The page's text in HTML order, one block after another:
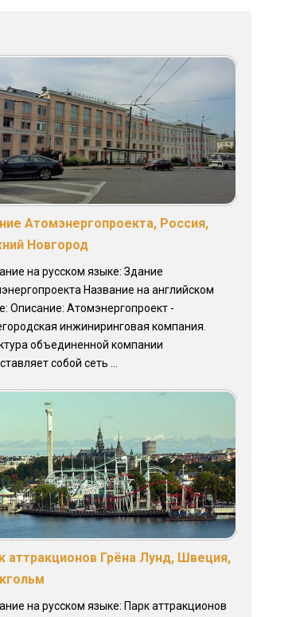
Атомэнергопроекта, Россия,
Новгород
на русском языке: Здание
Название на английском
Описание: Атомэнергопроект -
инжиниринговая компания.
объединенной компании
собой сеть ...
аттракционов Грёна Лунд, Швеция,
на русском языке: Парк аттракционов